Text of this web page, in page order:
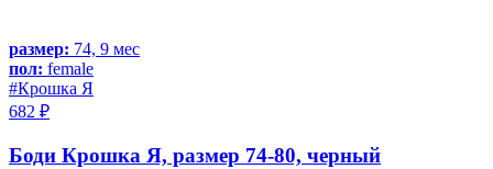
размер: 74, 9 мес
пол: female
#Крошка Я
682 ₽
Боди Крошка Я, размер 74-80, черный